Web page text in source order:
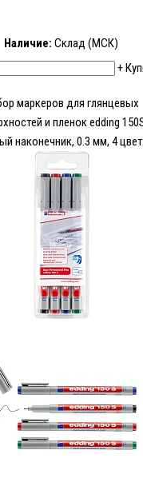
Наличие: Склад (МСК)
+
мaркеров для глянцевых
и пленок edding
наконечник, 0.3 мм, 4